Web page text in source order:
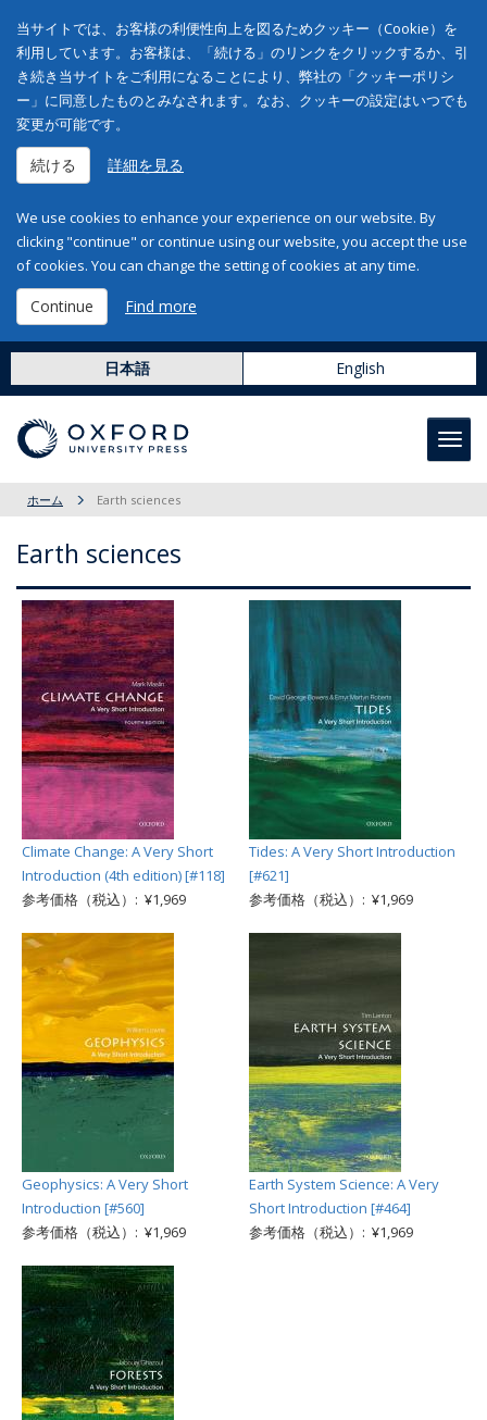
当サイトでは、お客様の利便性向上を図るためクッキー（Cookie）を
利用しています。お客様は、「続ける」のリンクをクリックするか、引
き続き当サイトをご利用になることにより、弊社の「クッキーポリシ
ー」に同意したものとみなされます。なお、クッキーの設定はいつでも
変更が可能です。
続ける 詳細を見る
We use cookies to enhance your experience on our website. By
clicking "continue" or continue using our website, you accept the use
of cookies. You can change the setting of cookies at any time.
Continue Find more
日本語 English
ホーム Earth sciences
Earth sciences
Climate Change: A Very Short
Introduction (4th edition) [#118]
参考価格（税込）: ¥1,969
Tides: A Very Short Introduction
[#621]
参考価格（税込）: ¥1,969
Geophysics: A Very Short
Introduction [#560]
参考価格（税込）: ¥1,969
Earth System Science: A Very
Short Introduction [#464]
参考価格（税込）: ¥1,969